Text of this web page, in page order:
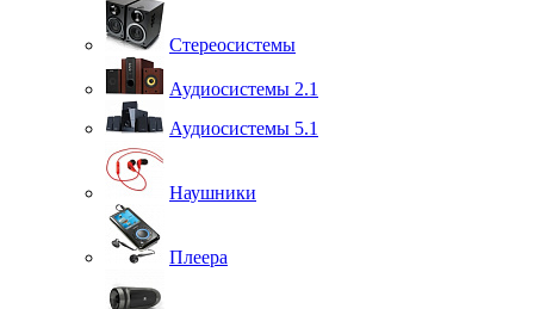
Стереосистемы
Аудиосистемы 2.1
Аудиосистемы 5.1
Наушники
Плеера